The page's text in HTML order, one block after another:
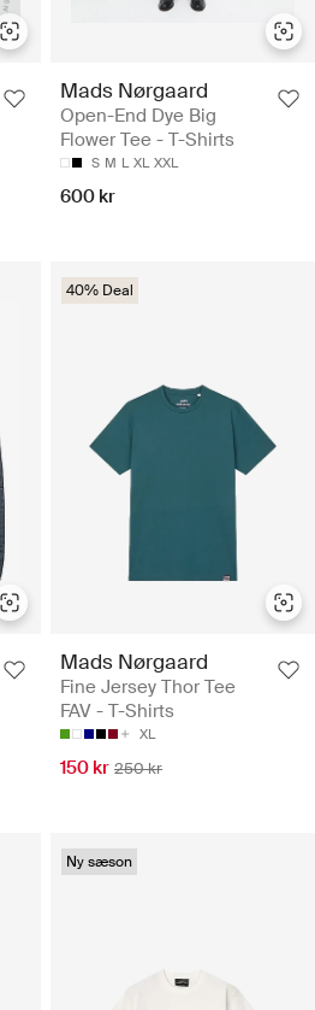
Mads Nørgaard
Open-End Dye Big
Flower Tee - T-Shirts
S M L XL XXL
600 kr
40% Deal
Mads Nørgaard
Fine Jersey Thor Tee
FAV - T-Shirts
XL
150 kr 250 kr
Ny sæson